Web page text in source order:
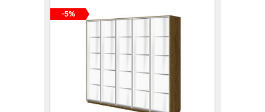
-5%